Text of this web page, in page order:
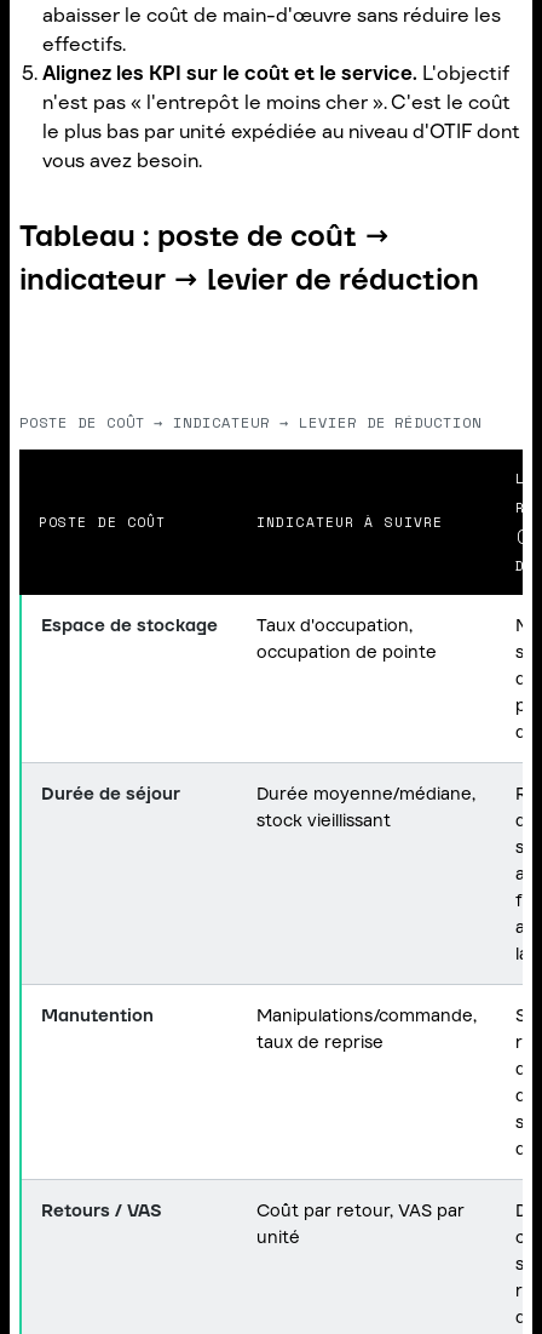
abaisser le coût de main-d'œuvre sans réduire les
effectifs.
Alignez les KPI sur le coût et le service. L'objectif
n'est pas « l'entrepôt le moins cher ». C'est le coût
le plus bas par unité expédiée au niveau d'OTIF dont
vous avez besoin.
Tableau : poste de coût →
indicateur → levier de réduction
POSTE DE COÛT → INDICATEUR → LEVIER DE RÉDUCTION
POSTE DE COÛT INDICATEUR À SUIVRE
Espace de stockage
Taux d'occupation,
occupation de pointe
de
Durée de séjour
Durée moyenne/médiane,
stock vieillissant
la
Manutention
Manipulations/commande,
taux de reprise
Retours / VAS
Coût par retour, VAS par
unité